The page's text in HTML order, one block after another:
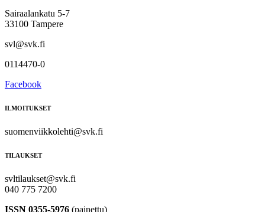
Sairaalankatu 5-7
33100 Tampere
svl@svk.fi
0114470-0
Facebook
ILMOITUKSET
suomenviikkolehti@svk.fi
TILAUKSET
svltilaukset@svk.fi
040 775 7200
ISSN 0355-5976 (painettu)